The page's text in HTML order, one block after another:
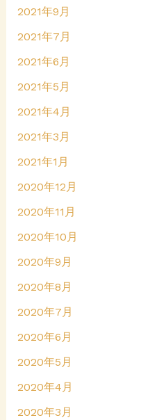
2021年9月
2021年7月
2021年6月
2021年5月
2021年4月
2021年3月
2021年1月
2020年12月
2020年11月
2020年10月
2020年9月
2020年8月
2020年7月
2020年6月
2020年5月
2020年4月
2020年3月